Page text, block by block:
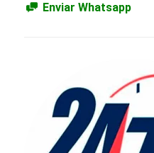
Enviar Whatsapp